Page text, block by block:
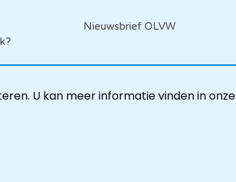
U kan meer informatie vinden in onze
Nieuwsbrief OLVW